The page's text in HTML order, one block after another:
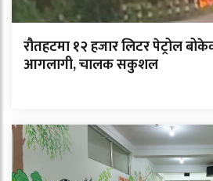
रौतहटमा १२ हजार लिटर पेट्रोल
आगलागी, चालक सकुशल